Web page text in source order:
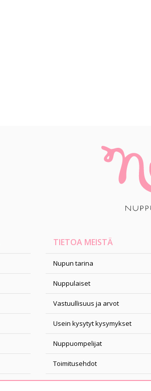
TIETOA MEISTÄ
Nupun tarina
Nuppulaiset
Vastuullisuus ja arvot
Usein kysytyt kysymykset
Nuppuompelijat
Toimitusehdot
Tapahtumakalenteri